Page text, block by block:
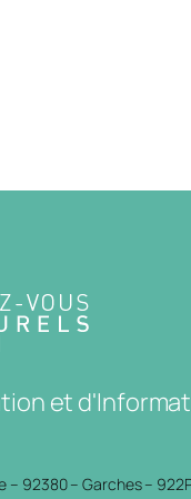
et
– 92380 – Garches –